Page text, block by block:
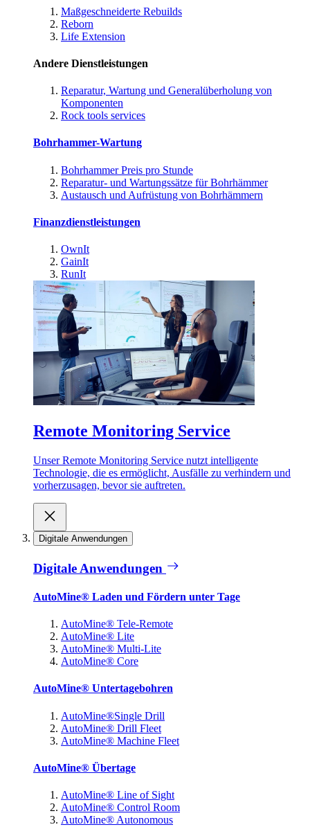
Maßgeschneiderte Rebuilds
Reborn
Life Extension
Andere Dienstleistungen
Reparatur, Wartung und Generalüberholung von
Komponenten
Rock tools services
Bohrhammer-Wartung
Bohrhammer Preis pro Stunde
Reparatur- und Wartungssätze für Bohrhämmer
Austausch und Aufrüstung von Bohrhämmern
Finanzdienstleistungen
OwnIt
GainIt
RunIt
Remote Monitoring Service
Unser Remote Monitoring Service nutzt intelligente
Technologie, die es ermöglicht, Ausfälle zu verhindern und
vorherzusagen, bevor sie auftreten.
Digitale Anwendungen
Digitale Anwendungen
AutoMine® Laden und Fördern unter Tage
AutoMine® Tele-Remote
AutoMine® Lite
AutoMine® Multi-Lite
AutoMine® Core
AutoMine® Untertagebohren
AutoMine®Single Drill
AutoMine® Drill Fleet
AutoMine® Machine Fleet
AutoMine® Übertage
AutoMine® Line of Sight
AutoMine® Control Room
AutoMine® Autonomous